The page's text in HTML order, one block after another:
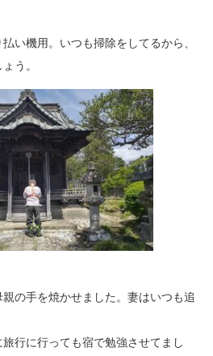
い機用。いつも掃除をしてるから、
う。
の手を焼かせました。妻はいつも追
行に行っても宿で勉強させてまし